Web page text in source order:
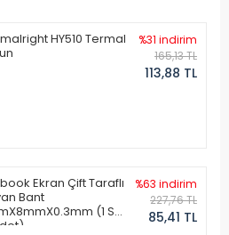
HY510 Termal
%31 indirim
165,13 TL
113,88 TL
Ekran Çift Taraflı
Bant
(1 Set
%63 indirim
227,76 TL
85,41 TL